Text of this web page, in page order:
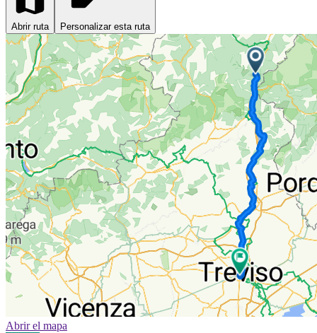
Abrir ruta Personalizar esta ruta
Abrir el mapa